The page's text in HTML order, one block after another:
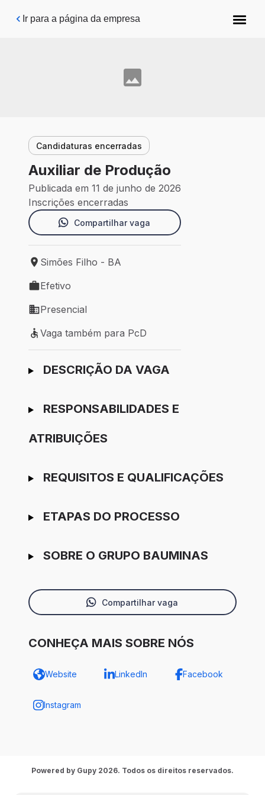
Pular para o conteúdo principal
Ir para a página da empresa
Candidaturas encerradas
Auxiliar de Produção
Publicada em 11 de junho de 2026
Inscrições encerradas
Compartilhar vaga
Local de trabalho: Simões Filho - BA
Simões Filho - BA
Tipo de vaga: Efetivo
Efetivo
Modelo de trabalho: Presencial
Presencial
Vaga também para PcD
Vaga também para PcD
Ir para candidatura
DESCRIÇÃO DA VAGA
RESPONSABILIDADES E
ATRIBUIÇÕES
REQUISITOS E QUALIFICAÇÕES
ETAPAS DO PROCESSO
SOBRE O GRUPO BAUMINAS
Compartilhar vaga
CONHEÇA MAIS SOBRE NÓS
Website LinkedIn Facebook
Instagram
Powered by Gupy 2026. Todos os direitos reservados.